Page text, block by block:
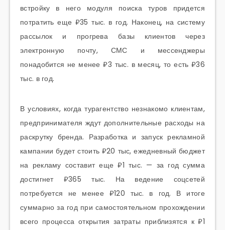
встройку в него модуля поиска туров придется
потратить еще ₽35 тыс. в год. Наконец, на систему
рассылок и прогрева базы клиентов через
электронную почту, СМС и мессенджеры
понадобится не менее ₽3 тыс. в месяц, то есть ₽36
тыс. в год.
В условиях, когда турагентство незнакомо клиентам,
предпринимателя ждут дополнительные расходы на
раскрутку бренда. Разработка и запуск рекламной
кампании будет стоить ₽20 тыс, ежедневный бюджет
на рекламу составит еще ₽1 тыс. — за год сумма
достигнет ₽365 тыс. На ведение соцсетей
потребуется не менее ₽120 тыс. в год. В итоге
суммарно за год при самостоятельном прохождении
всего процесса открытия затраты приблизятся к ₽1